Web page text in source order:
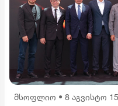
მსოფლიო • 8 აგვისტო